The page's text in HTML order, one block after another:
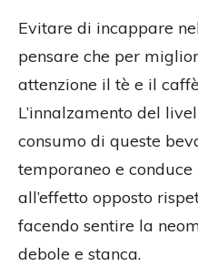
Evitare di incappare
pensare che per
attenzione il tè e il
L’innalzamento del
consumo di queste
temporaneo e
all’effetto opposto
facendo sentire la
debole e stanca.